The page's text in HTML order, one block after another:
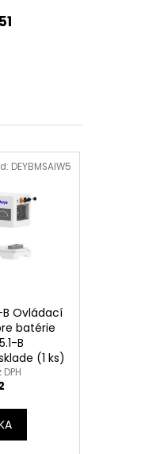
B Ovládací
batérie
B
(1 ks)
DEYBMSAIW5
Nasledujúce